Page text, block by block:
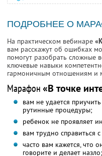
ПОДРОБНЕЕ О
На практическом вебинаре
вам расскажут об ошибках
помогут разобрать сложные
ключевые навыки
гармоничным отношениям и
Марафон«В точке
вам не удается
рутинные процедуры;
ребенок не проявляет
вам трудно справиться
часто вам кажется, что
говорите и делает назло;